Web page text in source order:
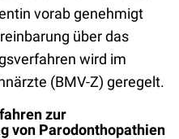
vorab genehmigt
über das
wird im
(BMV-Z) geregelt.
zur
von Parodonthopathien